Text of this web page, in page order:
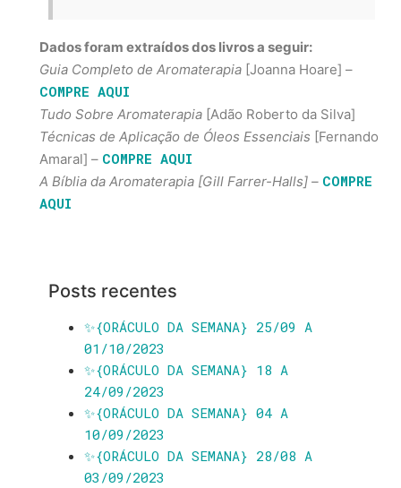
Dados foram extraídos dos livros a seguir:
Guia Completo de Aromaterapia [Joanna Hoare] –
COMPRE AQUI
Tudo Sobre Aromaterapia [Adão Roberto da Silva]
Técnicas de Aplicação de Óleos Essenciais [Fernando
Amaral] – COMPRE AQUI
A Bíblia da Aromaterapia [Gill Farrer-Halls] – COMPRE
AQUI
Posts recentes
✨️{ORÁCULO DA SEMANA} 25/09 A
01/10/2023
✨️{ORÁCULO DA SEMANA} 18 A
24/09/2023
✨️{ORÁCULO DA SEMANA} 04 A
10/09/2023
✨️{ORÁCULO DA SEMANA} 28/08 A
03/09/2023